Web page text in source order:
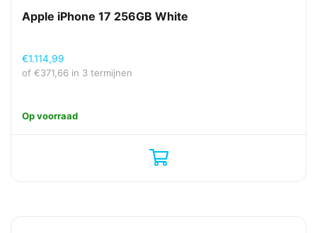
Apple iPhone 17 256GB White
€1.114,99
of €371,66 in 3 termijnen
Op voorraad